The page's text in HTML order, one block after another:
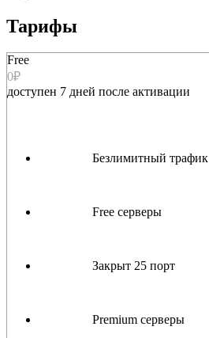
Тарифы
Free
0₽
доступен 7 дней после активации
Безлимитный трафик
Free серверы
Закрыт 25 порт
Premium серверы